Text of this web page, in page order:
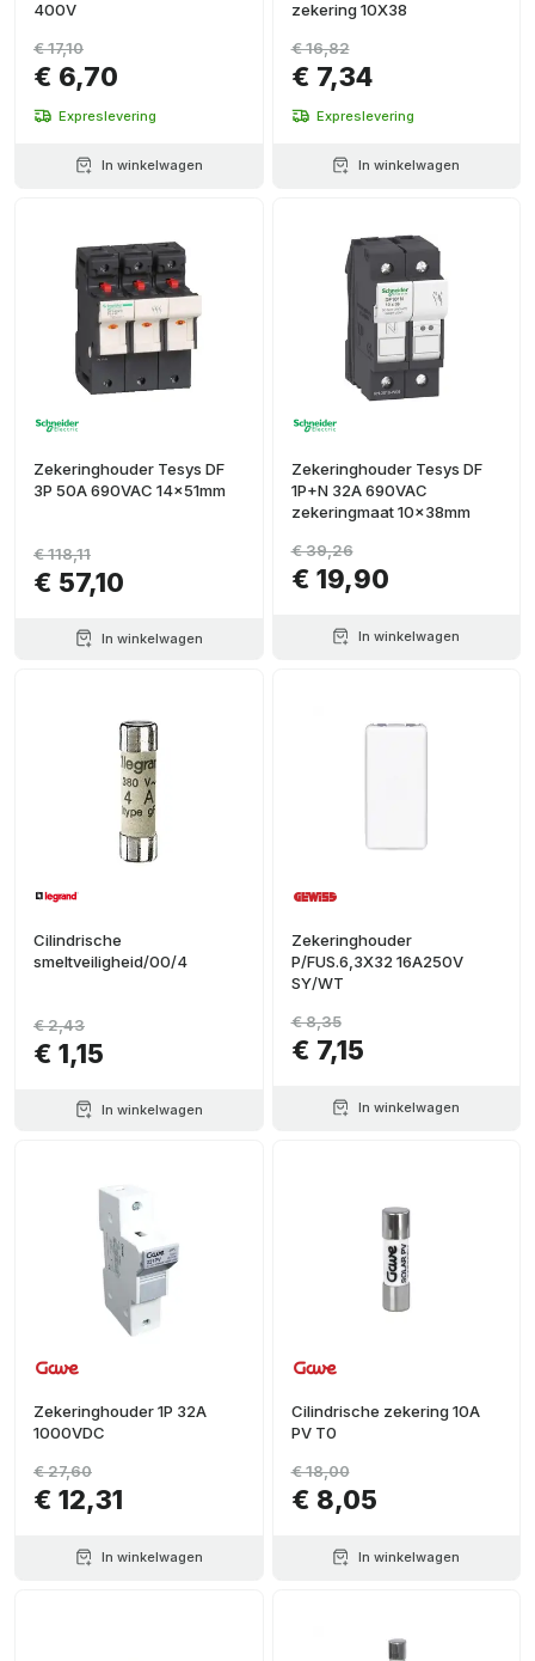
400V
€ 6,70
€ 17,10
Expreslevering
In winkelwagen
zekering 10X38
€ 7,34
€ 16,82
Expreslevering
In winkelwagen
Zekeringhouder Tesys DF
3P 50A 690VAC 14x51mm
€ 57,10
€ 118,11
In winkelwagen
Zekeringhouder Tesys DF
1P+N 32A 690VAC
zekeringmaat 10x38mm
€ 19,90
€ 39,26
In winkelwagen
Cilindrische
smeltveiligheid/00/4
€ 1,15
€ 2,43
In winkelwagen
Zekeringhouder
P/FUS.6,3X32 16A250V
SY/WT
€ 7,15
€ 8,35
In winkelwagen
Zekeringhouder 1P 32A
1000VDC
€ 12,31
€ 27,60
In winkelwagen
Cilindrische zekering 10A
PV T0
€ 8,05
€ 18,00
In winkelwagen